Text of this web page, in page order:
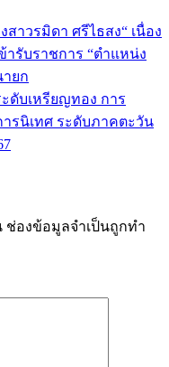
าวรมิดา ศรีไธสง“ เนื่อง
ารับราชการ “ตำแหน่ง
ยก
ดับเหรียญทอง การ
รนิเทศ ระดับภาคตะวัน
ช่องข้อมูลจำเป็นถูกทำ